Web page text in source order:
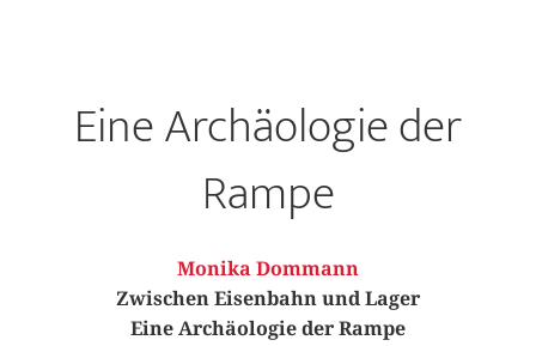
Eine Archäologie der
Rampe
Monika Dommann
Zwischen Eisenbahn und Lager
Eine Archäologie der Rampe